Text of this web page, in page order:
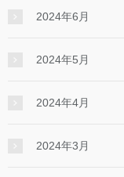
2024年6月
2024年5月
2024年4月
2024年3月